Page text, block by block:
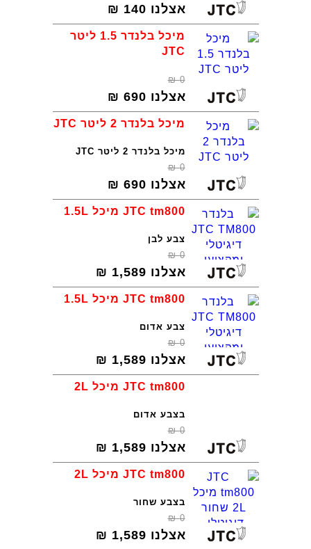
אצלנו 140
₪
מיכל בלנדר 1.5 ליטר
JTC
0
₪
אצלנו 690
₪
מיכל בלנדר 2 ליטר JTC
מיכל בלנדר 2 ליטר JTC
0
₪
אצלנו 690
₪
JTC tm800 מיכל 1.5L
צבע לבן
0
₪
אצלנו 1,589
₪
JTC tm800 מיכל 1.5L
צבע אדום
0
₪
אצלנו 1,589
₪
JTC tm800 מיכל 2L
בצבע אדום
0
₪
אצלנו 1,589
₪
JTC tm800 מיכל 2L
בצבע שחור
0
₪
אצלנו 1,589
₪